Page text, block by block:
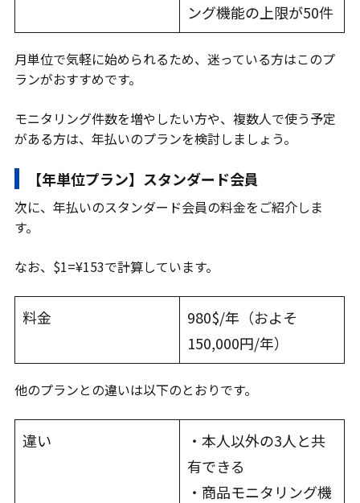
ング機能の上限が50件
月単位で気軽に始められるため、迷っている方はこのプ
ランがおすすめです。
モニタリング件数を増やしたい方や、複数人で使う予定
がある方は、年払いのプランを検討しましょう。
【年単位プラン】スタンダード会員
次に、年払いのスタンダード会員の料金をご紹介しま
す。
なお、$1=¥153で計算しています。
料金
980$/年（およそ
150,000円/年）
他のプランとの違いは以下のとおりです。
違い
・本人以外の3人と共
有できる
・商品モニタリング機